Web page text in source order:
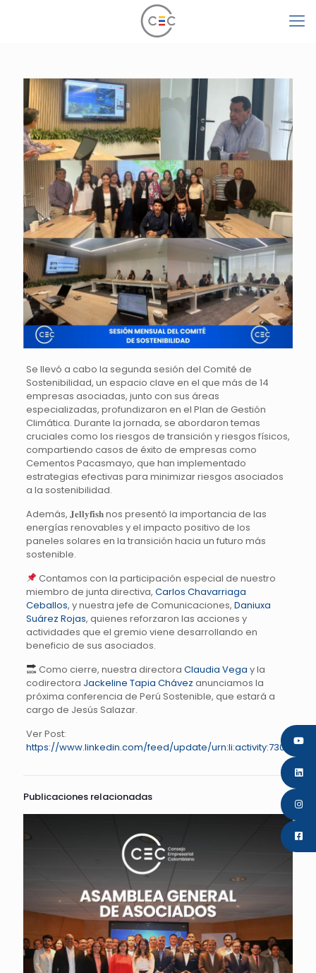
Se llevó a cabo la segunda sesión del Comité de
Sostenibilidad, un espacio clave en el que más de 14
empresas asociadas, junto con sus áreas
especializadas, profundizaron en el Plan de Gestión
Climática. Durante la jornada, se abordaron temas
cruciales como los riesgos de transición y riesgos físicos,
compartiendo casos de éxito de empresas como
Cementos Pacasmayo, que han implementado
estrategias efectivas para minimizar riesgos asociados
a la sostenibilidad.
Además, 𝐉𝐞𝐥𝐥𝐲𝐟𝐢𝐬𝐡 nos presentó la importancia de las
energías renovables y el impacto positivo de los
paneles solares en la transición hacia un futuro más
sostenible.
Contamos con la participación especial de nuestro
miembro de junta directiva, Carlos Chavarriaga
Ceballos, y nuestra jefe de Comunicaciones, Daniuxa
Suárez Rojas, quienes reforzaron las acciones y
actividades que el gremio viene desarrollando en
beneficio de sus asociados.
Como cierre, nuestra directora Claudia Vega y la
codirectora Jackeline Tapia Chávez anunciamos la
próxima conferencia de Perú Sostenible, que estará a
cargo de Jesús Salazar.
Ver Post:
https://www.linkedin.com/feed/update/
Publicaciones relacionadas